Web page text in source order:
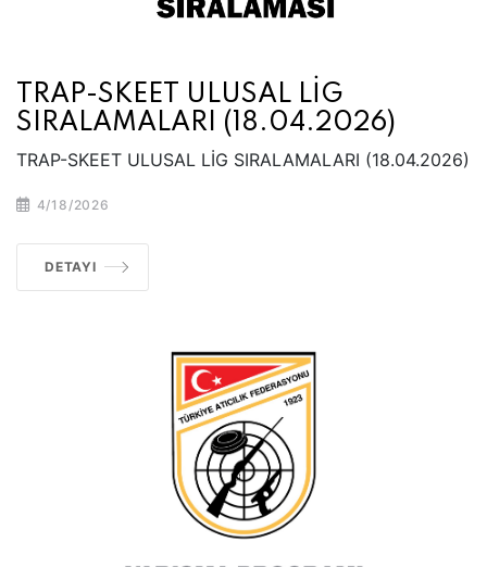
TRAP-SKEET ULUSAL LİG
SIRALAMALARI (18.04.2026)
TRAP-SKEET ULUSAL LİG SIRALAMALARI (18.04.2026)
4/18/2026
DETAYI